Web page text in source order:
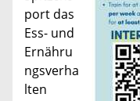
port das
Ess- und
Ernähru
ngsverha
lten